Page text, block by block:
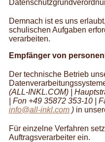
Demnach ist es uns
schulischen Aufgaben
verarbeiten.
Empfänger von
Der technische Betrieb
(ALL-INKL.COM) |
| Fon +49 35872 353-10 |
info@all-inkl.com ) in
Für einzelne Verfahren
Auftragsverarbeiter ein.